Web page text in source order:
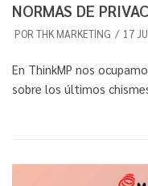
NORMAS DE
POR THK MARKETING 17
En ThinkMP nos
sobre los últimos